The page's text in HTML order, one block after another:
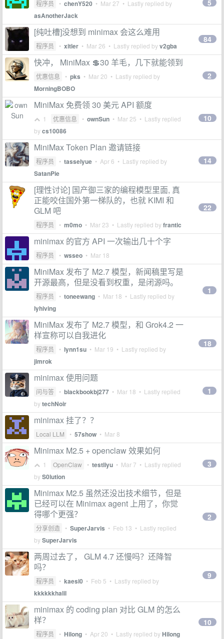
程序员 • chenY520 • Mar 27 • Lastly replied by
asAnotherJack
5
[纯吐槽]没想到 minimax 会这么难用
程序员 • xitler • Mar 26 • Lastly replied byv2gba
84
快冲， MiniMax 💲30 羊毛，几下就能领到
优惠信息 • pks • Mar 20 • Lastly replied by
MorningBOBO
2
MiniMax 免费领 30 美元 API 额度
1 优惠信息 • ownSun • Mar 25 • Lastly replied
bycs10086
10
MiniMax Token Plan 邀请链接
程序员 • tasselyue • Apr 6 • Lastly replied by
SatanPie
14
[理性讨论] 国产御三家的编程模型里面, 真
正能咬住国外第一梯队的，也就 KIMI 和
GLM 吧
程序员 • m0mo • Mar 23 • Lastly replied byfrantic
22
minimax 的官方 API 一次输出几十个字
程序员 • wsseo • Mar 18
MiniMax 发布了 M2.7 模型，新闻稿里写是
开源最高，但是没看到权重，是闭源吗。
程序员 • toneewang • Mar 18 • Lastly replied by
lyhiving
1
MiniMax 发布了 M2.7 模型，和 Grok4.2 一
样宣称可以自我进化
程序员 • lynn1su • Mar 19 • Lastly replied by
jimrok
18
minimax 使用问题
问与答 • blackbookbj277 • Mar 18 • Lastly replied
bytechNoir
1
minimax 挂了？？
Local LLM • 57show • Mar 8
Minimax M2.5 + openclaw 效果如何
1 OpenClaw • testliyu • Mar 7 • Lastly replied
byS0lution
3
Minimax M2.5 虽然还没出技术细节，但是
已经可以在 Minimax agent 上用了，你觉
得哪个更强？
分享创造 • SuperJarvis • Feb 13 • Lastly replied
bySuperJarvis
2
两周过去了， GLM 4.7 还慢吗？还降智
吗？
程序员 • kaesi0 • Feb 5 • Lastly replied by
kkkkkkhalil
9
minimax 的 coding plan 对比 GLM 的怎么
样？
程序员 • Hilong • Apr 20 • Lastly replied byHilong
10